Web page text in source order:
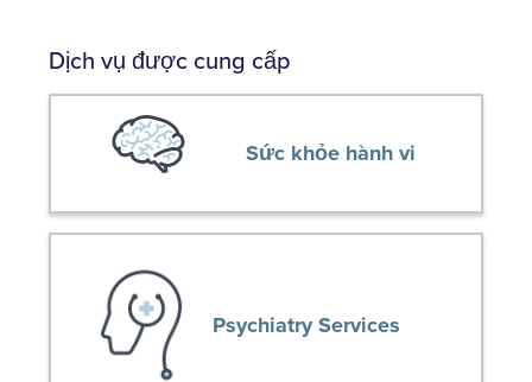
Dịch vụ được cung cấp
Sức khỏe hành vi
Psychiatry Services